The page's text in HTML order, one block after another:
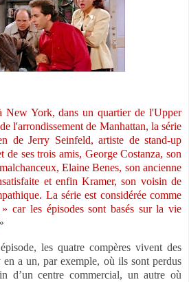
New York, dans un quartier de l'Upper
l'arrondissement de Manhattan, la série
de Jerry Seinfeld, artiste de stand-up
de ses trois amis, George Costanza, son
Elaine Benes, son ancienne
et enfin Kramer, son voisin de
La série est considérée comme
car les épisodes sont basés sur la vie
»
les quatre compères vivent des
a un, par exemple, où ils sont perdus
d’un centre commercial, un autre où